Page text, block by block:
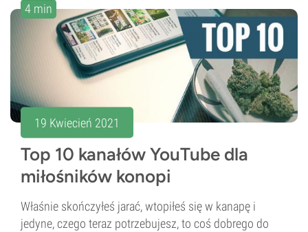
4 min
19 Kwiecień 2021
Top 10 kanałów YouTube dla
miłośników konopi
Właśnie skończyłeś jarać, wtopiłeś się w kanapę i
jedyne, czego teraz potrzebujesz, to coś dobrego do